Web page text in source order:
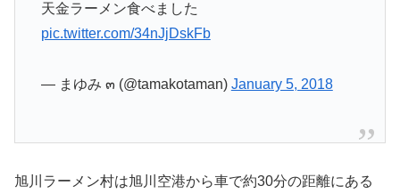
天金ラーメン食べました
pic.twitter.com/34nJjDskFb
— まゆみ ๓ (@tamakotaman) January 5, 2018
旭川ラーメン村は旭川空港から車で約30分の距離にある